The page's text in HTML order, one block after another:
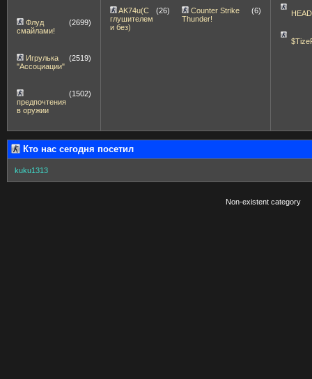
Флуд
смайлами!
(2699)
Игрулька
"Ассоциации"
(2519)
предпочтения
в оружии
(1502)
AK74u(С
глушителем
и без)
(26)
Counter Strike
Thunder!
(6)
Кто нас сегодня посетил
kuku1313
Non-existent category